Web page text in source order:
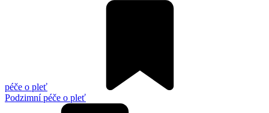
péče o pleť
Podzimní péče o pleť